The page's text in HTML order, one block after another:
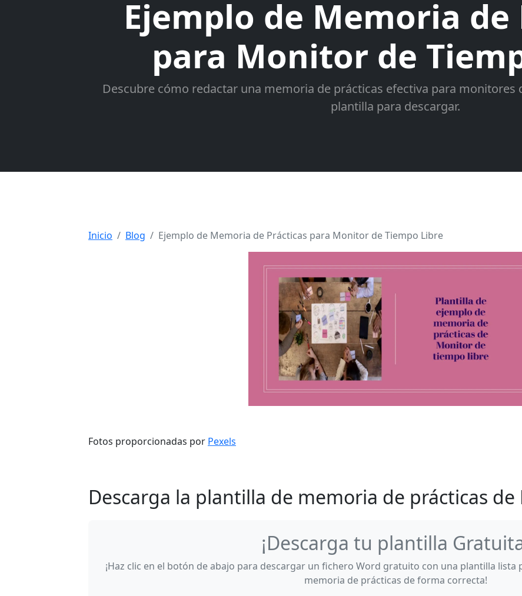
Ejemplo de Memoria de
para Monitor de
Descubre cómo redactar una memoria de prácticas efectiva para
plantilla para descargar.
Inicio Blog Ejemplo de Memoria de Prácticas para Monitor de Tiempo Libre
Fotos proporcionadas por Pexels
Descarga la plantilla de memoria de prácticas
¡Descarga tu plantilla
¡Haz clic en el botón de abajo para descargar un fichero Word gratuito con una plantilla
memoria de prácticas de forma correcta!